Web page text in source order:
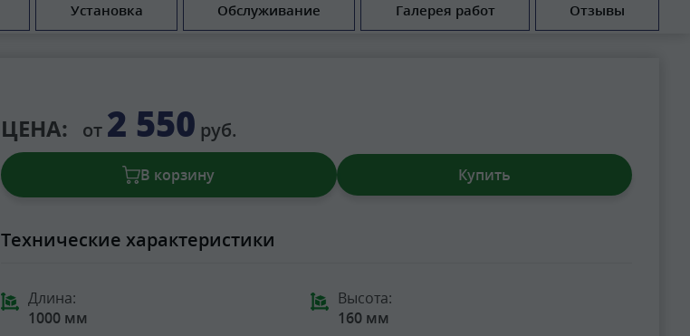
Установка Обслуживание Галерея работ Отзывы
ЦЕНА: от 2 550 руб.
В корзину Купить
Технические характеристики
Длина:
1000 мм
Высота:
160 мм